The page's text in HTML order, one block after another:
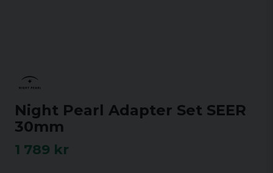
Night Pearl Adapter Set SEER
30mm
1 789 kr